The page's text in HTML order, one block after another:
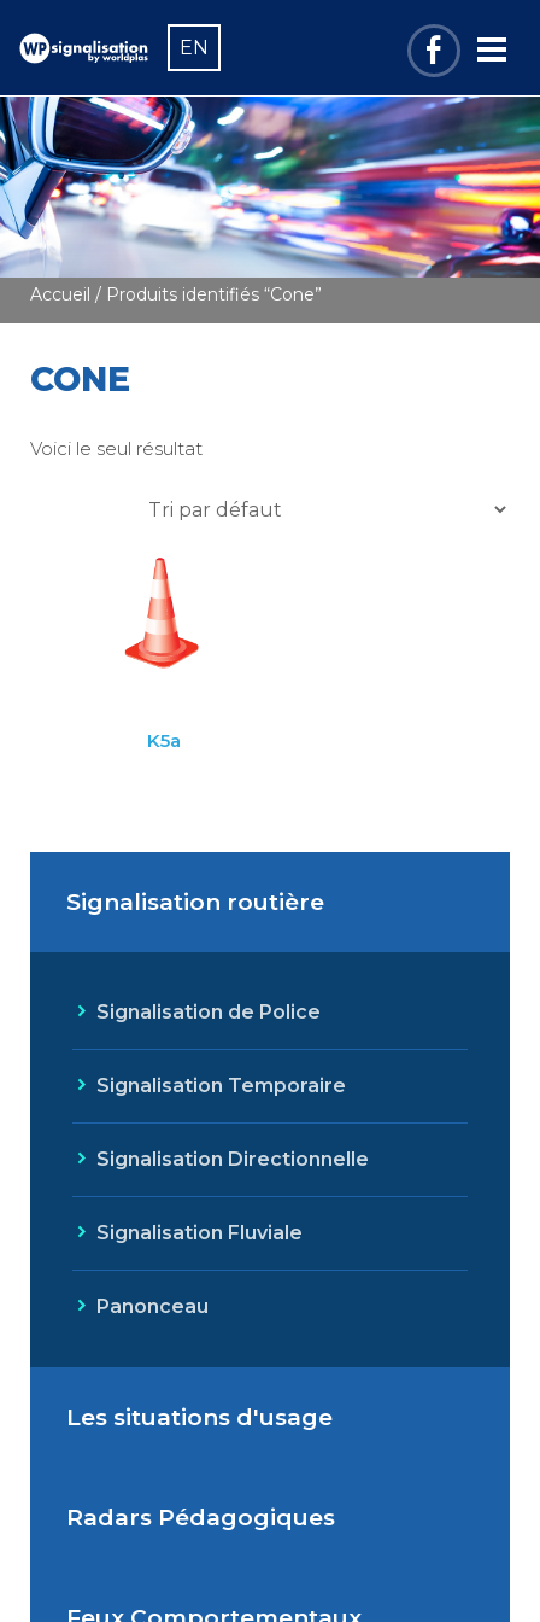
EN
Accueil / Produits identifiés “Cone”
CONE
Voici le seul résultat
K5a
Signalisation routière
Signalisation de Police
Signalisation Temporaire
Signalisation Directionnelle
Signalisation Fluviale
Panonceau
Les situations d'usage
Situations de signalisation
Radars Pédagogiques